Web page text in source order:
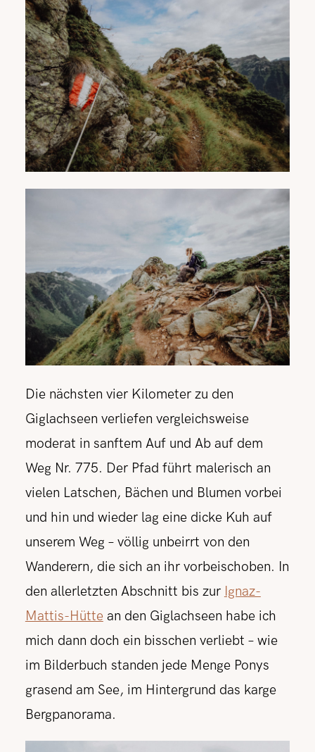
Die nächsten vier Kilometer zu den
Giglachseen verliefen vergleichsweise
moderat in sanftem Auf und Ab auf dem
Weg Nr. 775. Der Pfad führt malerisch an
vielen Latschen, Bächen und Blumen vorbei
und hin und wieder lag eine dicke Kuh auf
unserem Weg – völlig unbeirrt von den
Wanderern, die sich an ihr vorbeischoben. In
den allerletzten Abschnitt bis zur Ignaz-
Mattis-Hütte an den Giglachseen habe ich
mich dann doch ein bisschen verliebt – wie
im Bilderbuch standen jede Menge Ponys
grasend am See, im Hintergrund das karge
Bergpanorama.